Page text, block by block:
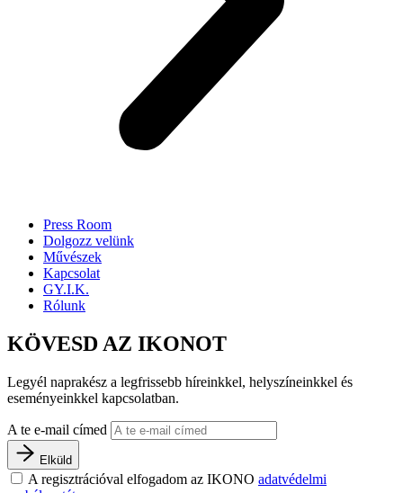
Press Room
Dolgozz velünk
Művészek
Kapcsolat
GY.I.K.
Rólunk
KÖVESD AZ IKONOT
Legyél naprakész a legfrissebb híreinkkel, helyszíneinkkel és
eseményeinkkel kapcsolatban.
A te e-mail címed
Elküld
A regisztrációval elfogadom az IKONO adatvédelmi